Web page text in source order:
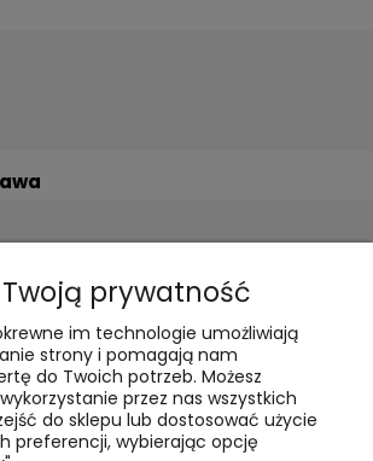
prywatność
im technologie umożliwiają
strony i pomagają nam
do Twoich potrzeb. Możesz
przez nas wszystkich
do sklepu lub dostosować użycie
preferencji, wybierając opcję